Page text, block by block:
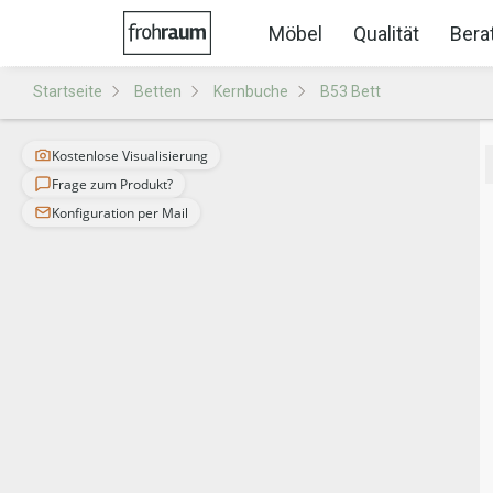
Möbel Qualität
Startseite Betten Kernbuche B53 Bett
Kostenlose Visualisierung
Frage zum Produkt?
Konfiguration per Mail